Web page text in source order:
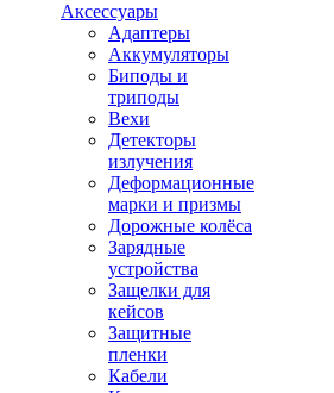
Аксессуары
Адаптеры
Аккумуляторы
Биподы и
триподы
Вехи
Детекторы
излучения
Деформационные
марки и призмы
Дорожные колёса
Зарядные
устройства
Защелки для
кейсов
Защитные
пленки
Кабели